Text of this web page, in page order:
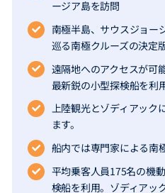
ージア島を訪問
南極半島、サウスジョー
巡る南極クルーズの決定版
遠隔地へのアクセスが可
最新鋭の小型探検船を利
上陸観光とゾディアック
ます。
船内では専門家による南
平均乗客人員175名の機
検船を利用。ゾディアッ